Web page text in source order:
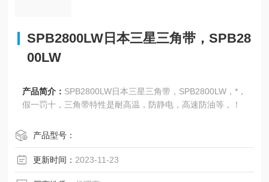
SPB2800LW日本三星三角带，SPB28
00LW
产品简介： SPB2800LW日本三星三角带，SPB2800LW，*，
假一罚十，三角带特性是耐高温，防静电，高速防油等，！
产品型号：
更新时间： 2023-11-23